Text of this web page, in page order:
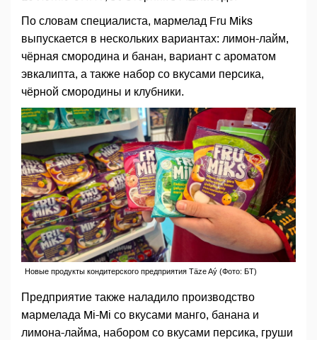
По словам специалиста, мармелад Fru Miks
выпускается в нескольких вариантах: лимон-лайм,
чёрная смородина и банан, вариант с ароматом
эвкалипта, а также набор со вкусами персика,
чёрной смородины и клубники.
Новые продукты кондитерского предприятия Täze Aý (Фото: БT)
Предприятие также наладило производство
мармелада Mi-Mi со вкусами манго, банана и
лимона-лайма, набором со вкусами персика, груши